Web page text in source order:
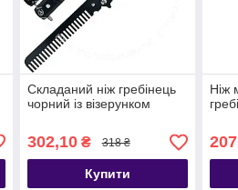
Складаний ніж гребінець
чорний із візерунком
302,10₴ 318 ₴
Купити
Ніж